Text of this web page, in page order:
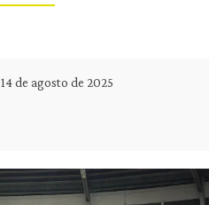
14 de agosto de 2025